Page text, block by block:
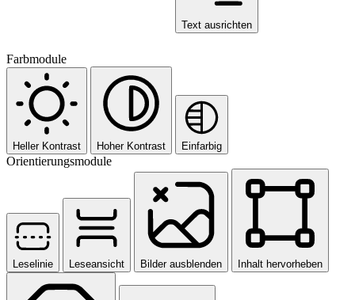
Text ausrichten
Farbmodule
Heller Kontrast Hoher Kontrast Einfarbig
Orientierungsmodule
Leselinie Leseansicht Bilder ausblenden Inhalt hervorheben